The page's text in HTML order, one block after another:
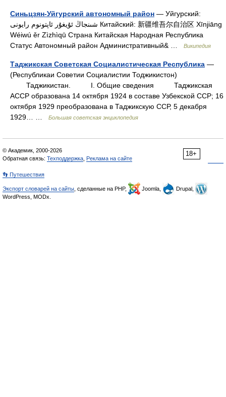
Синьцзян-Уйгурский автономный район — Уйгурский:
شىنجاڭ ئۇيغۇر ئاپتونوم رايونى Китайский: 新疆维吾尔自治区 Xīnjiāng
Wéiwú ěr Zìzhìqū Страна Китайская Народная Республика
Статус Автономный район Административный& …
Википедия
Таджикская Советская Социалистическая Республика —
(Республикаи Советии Социалистии Тоджикистон)
Таджикистан. I. Общие сведения Таджикская
АССР образована 14 октября 1924 в составе Узбекской ССР; 16
октября 1929 преобразована в Таджикскую ССР, 5 декабря
1929… …
Большая советская энциклопедия
18+
© Академик, 2000-2026
Обратная связь: Техподдержка Реклама на сайте
👣 Путешествия
Экспорт словарей на сайты , сделанные на PHP, Joomla,
Drupal,
WordPress, MODx.